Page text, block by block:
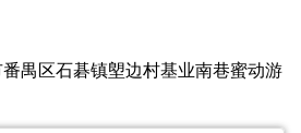
禺区石碁镇塱边村基业南巷蜜动游